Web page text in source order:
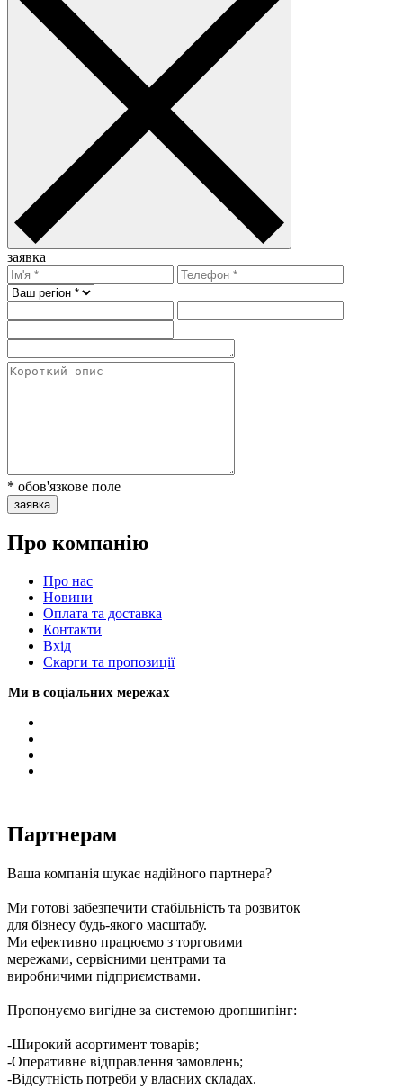
заявка
* обов'язкове поле
заявка
Про компанію
Про нас
Новини
Оплата та доставка
Контакти
Вхiд
Скарги та пропозиції
Ми в соціальних мережах
Партнерам
Ваша компанія шукає надійного партнера?
Ми готові забезпечити стабільність та розвиток
для бізнесу будь-якого масштабу.
Ми ефективно працюємо з торговими
мережами, сервісними центрами та
виробничими підприємствами.
Пропонуємо вигідне за системою дропшипінг:
-Широкий асортимент товарів;
-Оперативне відправлення замовлень;
-Відсутність потреби у власних складах.